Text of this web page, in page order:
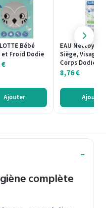
Bébé
et Froid Dodie
€
Ajouter
EAU
Siège, Visage
Corps Dodie
8,76€
Ajouter
complète